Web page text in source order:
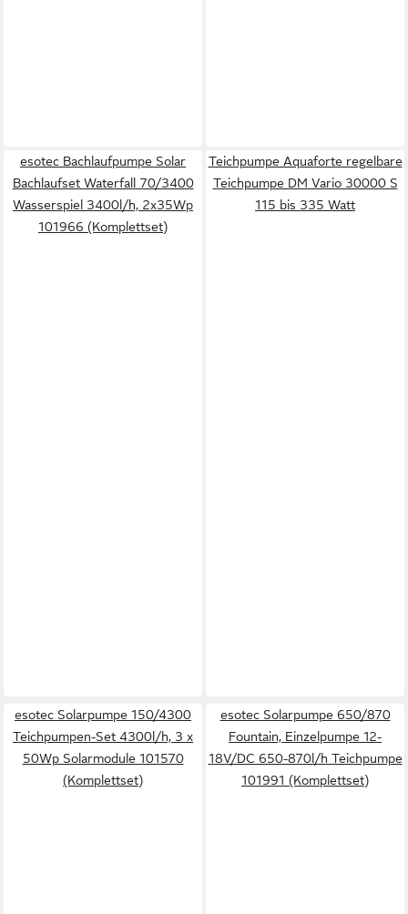
esotec Bachlaufpumpe Solar
Bachlaufset Waterfall 70/3400
Wasserspiel 3400l/h, 2x35Wp
101966 (Komplettset)
Teichpumpe Aquaforte regelbare
Teichpumpe DM Vario 30000 S
115 bis 335 Watt
esotec Solarpumpe 150/4300
Teichpumpen-Set 4300l/h, 3 x
50Wp Solarmodule 101570
(Komplettset)
esotec Solarpumpe 650/870
Fountain, Einzelpumpe 12-
18V/DC 650-870l/h Teichpumpe
101991 (Komplettset)